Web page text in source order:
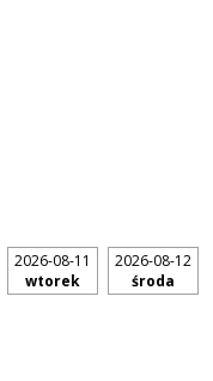
2026-08-11
wtorek
2026-08-12
środa